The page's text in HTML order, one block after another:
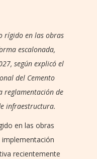
rígido en las obras
escalonada,
según explicó el
del Cemento
reglamentación de
infraestructura.
en las obras
implementación
recientemente